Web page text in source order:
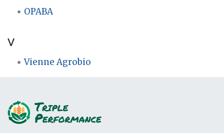
OPABA
V
Vienne Agrobio